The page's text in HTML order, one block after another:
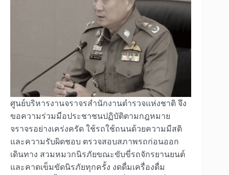
ศูนย์บริหารงานจราจรสำนักงานตำรวจแห่งชาติ จึง
ขอความร่วมมือประชาชนปฏิบัติตามกฎหมาย
จราจรอย่างเคร่งครัด ใช้รถใช้ถนนด้วยความมีสติ
และความรับผิดชอบ ตรวจสอบสภาพรถก่อนออก
เดินทาง สวมหมวกนิรภัยขณะขับขี่รถจักรยานยนต์
และคาดเข็มขัดนิรภัยทุกครั้ง งดดื่มเครื่องดื่ม